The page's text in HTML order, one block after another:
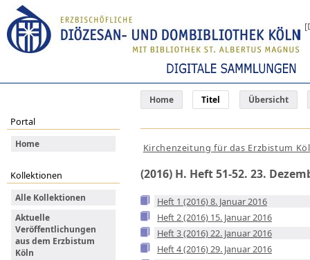
Home Titel Übersicht
Portal
Home
Kollektionen
Alle Kollektionen
Aktuelle
Veröffentlichungen
aus dem Erzbistum
Köln
Kirchenzeitung für das Erzbistum
(2016) H. Heft 51-52. 23.
Heft 1 (2016) 8. Januar 2016
Heft 2 (2016) 15. Januar 2016
Heft 3 (2016) 22. Januar 2016
Heft 4 (2016) 29. Januar 2016